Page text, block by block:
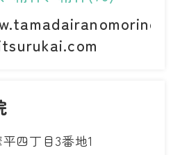
四丁目3番地1